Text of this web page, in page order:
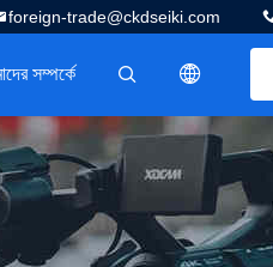
foreign-trade@ckdseiki.com
描述
সম্পর্কে